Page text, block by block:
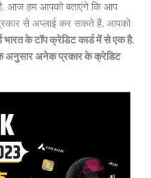
आज हम आपको बताएंगे कि आप
से अप्लाई कर सकते हैं. आपको
भारत के टॉप क्रेडिट कार्ड में से एक है.
अनुसार अनेक प्रकार के क्रेडिट